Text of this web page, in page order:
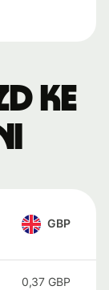
ke
GBP
0,37 GBP